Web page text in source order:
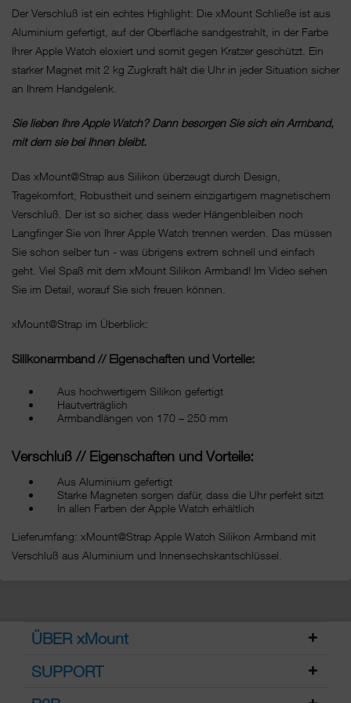
Der Verschluß ist ein echtes Highlight: Die xMount Schließe ist aus
Aluminium gefertigt, auf der Oberfläche sandgestrahlt, in der Farbe
Ihrer Apple Watch eloxiert und somit gegen Kratzer geschützt. Ein
starker Magnet mit 2 kg Zugkraft hält die Uhr in jeder Situation sicher
an Ihrem Handgelenk.
Sie lieben Ihre Apple Watch? Dann besorgen Sie sich ein Armband,
mit dem sie bei Ihnen bleibt.
Das xMount@Strap aus Silikon überzeugt durch Design,
Tragekomfort, Robustheit und seinem einzigartigem magnetischem
Verschluß. Der ist so sicher, dass weder Hängenbleiben noch
Langfinger Sie von Ihrer Apple Watch trennen werden. Das müssen
Sie schon selber tun - was übrigens extrem schnell und einfach
geht. Viel Spaß mit dem xMount Silikon Armband! Im Video sehen
Sie im Detail, worauf Sie sich freuen können.
xMount@Strap im Überblick:
Silikonarmband // Eigenschaften und Vorteile:
Aus hochwertigem Silikon gefertigt
Hautverträglich
Armbandlängen von 170 – 250 mm
Verschluß // Eigenschaften und Vorteile:
Aus Aluminium gefertigt
Starke Magneten sorgen dafür, dass die Uhr perfekt sitzt
In allen Farben der Apple Watch erhältlich
Lieferumfang: xMount@Strap Apple Watch Silikon Armband mit
Verschluß aus Aluminium und Innensechskantschlüssel.
ÜBER xMount
SUPPORT